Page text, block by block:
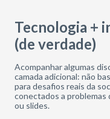
Tecnologia +
(de verdade)
Acompanhar algumas
camada adicional: não
para desafios reais da
conectados a problemas
ou slides.